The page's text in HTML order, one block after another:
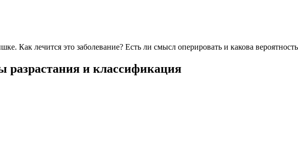
Как лечится это заболевание? Есть ли смысл оперировать и какова
и классификация